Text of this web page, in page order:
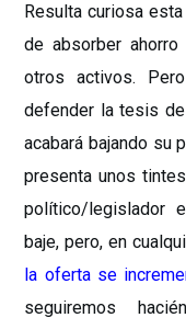
Resulta curiosa
de absorber
otros activos.
defender la tesis
acabará bajando su
presenta unos
político/legislador
baje, pero, en
la oferta se
seguiremos